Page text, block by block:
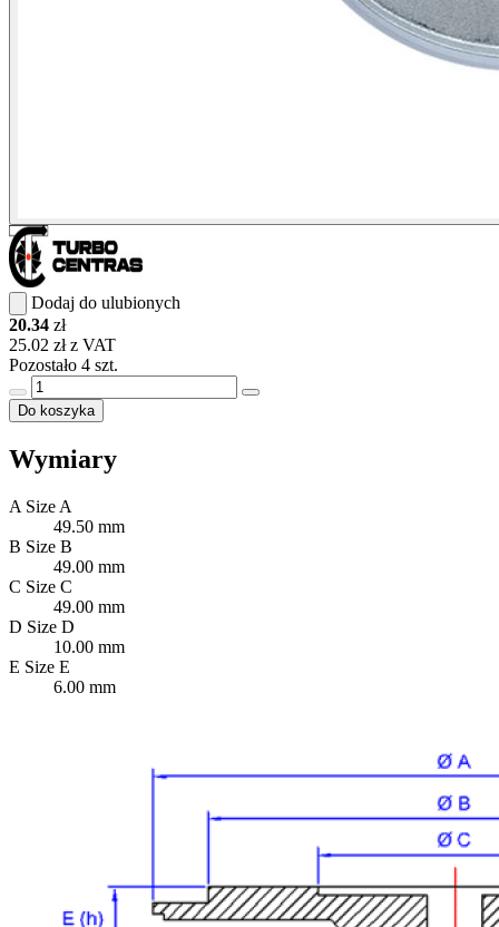
Dodaj do ulubionych
20.34 zł
25.02 zł z VAT
Pozostało 4 szt.
Do koszyka
Wymiary
A Size A
49.50 mm
B Size B
49.00 mm
C Size C
49.00 mm
D Size D
10.00 mm
E Size E
6.00 mm